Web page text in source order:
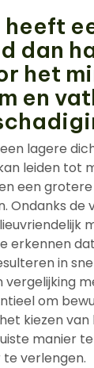
heeft
dan
het
en
lagere
leiden tot
een
Ondanks de
erkennen
in
vergelijking
om
kiezen
manier
te verlengen.